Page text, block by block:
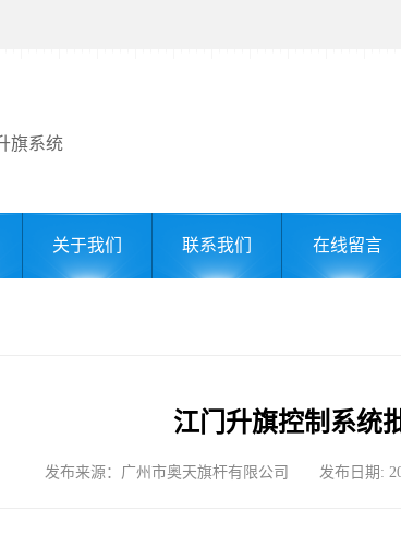
旗系统
关于我们 联系我们 在线留言
江门升旗控制系统
发布来源：广州市奥天旗杆有限公司 发布日期: